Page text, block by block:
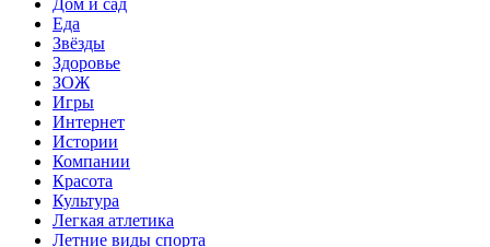
Дом и сад
Еда
Звёзды
Здоровье
ЗОЖ
Игры
Интернет
Истории
Компании
Красота
Культура
Легкая атлетика
Летние виды спорта